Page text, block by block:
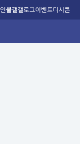
인물갤갤로그이벤트디시콘